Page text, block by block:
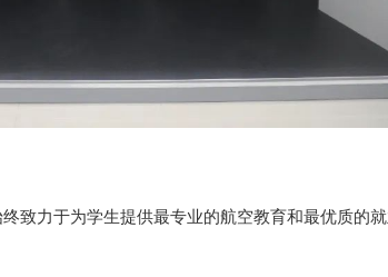
致力于为学生提供最专业的航空教育和最优质的就